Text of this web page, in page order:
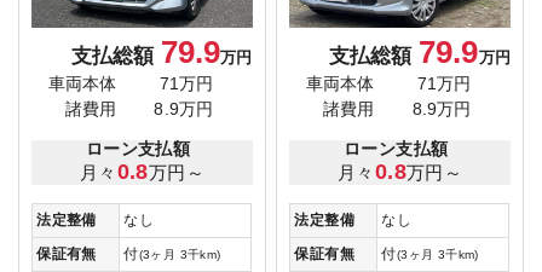
支払総額 79.9万円
車両本体
71万円
諸費用
8.9万円
ローン支払額
月々 0.8万円～
法定整備
なし
保証有無
付(3ヶ月 3千km)
支払総額 79.9万円
車両本体
71万円
諸費用
8.9万円
ローン支払額
月々 0.8万円～
法定整備
なし
保証有無
付(3ヶ月 3千km)